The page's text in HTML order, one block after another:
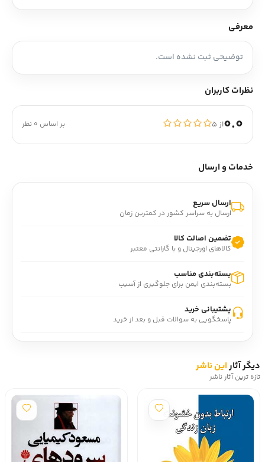
معرفی
توضیحی ثبت نشده است.
نظرات کاربران
0.0از ۵ بر اساس 0 نظر
خدمات و ارسال
ارسال سریع
ارسال به سراسر کشور در کمترین زمان
تضمین اصالت کالا
کالاهای اورجینال و با گارانتی معتبر
بسته‌بندی مناسب
بسته‌بندی ایمن برای جلوگیری از آسیب
پشتیبانی خرید
پاسخگویی به سوالات قبل و بعد از خرید
دیگر آثاراین ناشر
تازه ترین آثار ناشر